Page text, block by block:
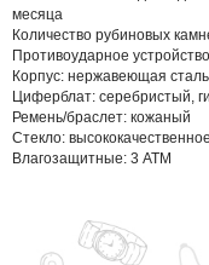
месяца
Количество рубиновых
Противоударное
Корпус: нержавеющая сталь
Циферблат: серебристый,
Ремень/браслет: кожаный
Стекло:
Влагозащитные: 3 АТМ